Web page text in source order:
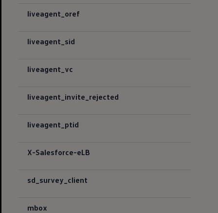
liveagent_oref
liveagent_sid
liveagent_vc
liveagent_invite_rejected
liveagent_ptid
X-Salesforce-eLB
sd_survey_client
mbox